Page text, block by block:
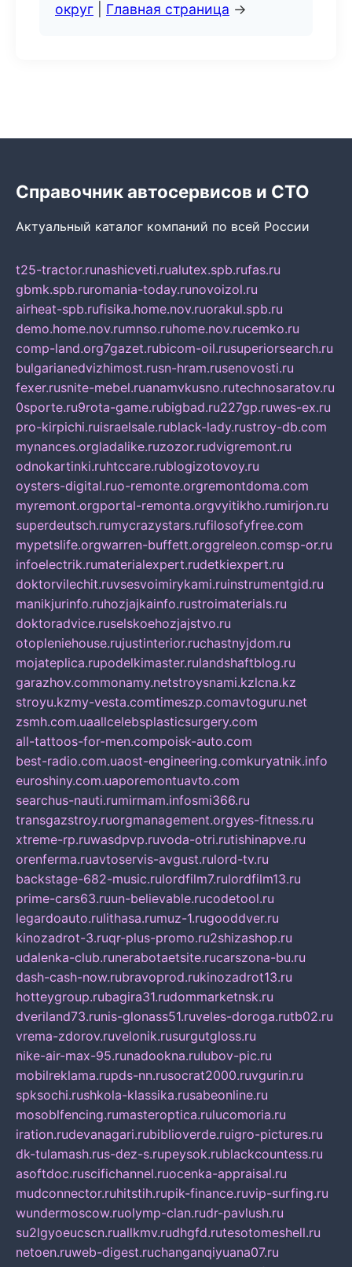
округ
Главная страница →
Справочник автосервисов и СТО
Актуальный каталог компаний по всей России
t25-tractor.runashicveti.rualutex.spb.rufas.ru
gbmk.spb.ruromania-today.runovoizol.ru
airheat-spb.rufisika.home.nov.ruorakul.spb.ru
demo.home.nov.rumnso.ruhome.nov.rucemko.ru
comp-land.org7gazet.rubicom-oil.rusuperiorsearch.ru
bulgarianedvizhimost.rusn-hram.rusenovosti.ru
fexer.rusnite-mebel.ruanamvkusno.rutechnosaratov.ru
0sporte.ru9rota-game.rubigbad.ru227gp.ruwes-ex.ru
pro-kirpichi.ruisraelsale.rublack-lady.rustroy-db.com
mynances.orgladalike.ruzozor.rudvigremont.ru
odnokartinki.ruhtccare.rublogizotovoy.ru
oysters-digital.ruo-remonte.orgremontdoma.com
myremont.orgportal-remonta.orgvyitikho.rumirjon.ru
superdeutsch.rumycrazystars.rufilosofyfree.com
mypetslife.orgwarren-buffett.orggreleon.comsp-or.ru
infoelectrik.rumaterialexpert.rudetkiexpert.ru
doktorvilechit.ruvsesvoimirykami.ruinstrumentgid.ru
manikjurinfo.ruhozjajkainfo.rustroimaterials.ru
doktoradvice.ruselskoehozjajstvo.ru
otopleniehouse.rujustinterior.ruchastnyjdom.ru
mojateplica.rupodelkimaster.rulandshaftblog.ru
garazhov.commonamy.netstroysnami.kzlcna.kz
stroyu.kzmy-vesta.comtimeszp.comavtoguru.net
zsmh.com.uaallcelebsplasticsurgery.com
all-tattoos-for-men.compoisk-auto.com
best-radio.com.uaost-engineering.comkuryatnik.info
euroshiny.com.uaporemontuavto.com
searchus-nauti.rumirmam.infosmi366.ru
transgazstroy.ruorgmanagement.orgyes-fitness.ru
xtreme-rp.ruwasdpvp.ruvoda-otri.rutishinapve.ru
orenferma.ruavtoservis-avgust.rulord-tv.ru
backstage-682-music.rulordfilm7.rulordfilm13.ru
prime-cars63.ruun-believable.rucodetool.ru
legardoauto.rulithasa.rumuz-1.rugooddver.ru
kinozadrot-3.ruqr-plus-promo.ru2shizashop.ru
udalenka-club.runerabotaetsite.rucarszona-bu.ru
dash-cash-now.rubravoprod.rukinozadrot13.ru
hotteygroup.rubagira31.rudommarketnsk.ru
dveriland73.runis-glonass51.ruveles-doroga.rutb02.ru
vrema-zdorov.ruvelonik.rusurgutgloss.ru
nike-air-max-95.runadookna.rulubov-pic.ru
mobilreklama.rupds-nn.rusocrat2000.ruvgurin.ru
spksochi.rushkola-klassika.rusabeonline.ru
mosoblfencing.rumasteroptica.rulucomoria.ru
iration.rudevanagari.rubiblioverde.ruigro-pictures.ru
dk-tulamash.rus-dez-s.rupeysok.rublackcountess.ru
asoftdoc.ruscifichannel.ruocenka-appraisal.ru
mudconnector.ruhitstih.rupik-finance.ruvip-surfing.ru
wundermoscow.ruolymp-clan.rudr-pavlush.ru
su2lgyoeucscn.ruallkmv.rudhgfd.rutesotomeshell.ru
netoen.ruweb-digest.ruchanganqiyuana07.ru